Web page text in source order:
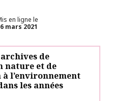
en ligne le
mars 2021
de
nature et de
à l’environnement
les années